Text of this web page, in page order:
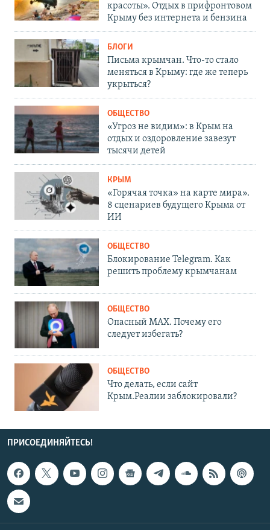
красоты». Отдых в прифронтовом
Крыму без интернета и бензина
БЛОГИ
Письма крымчан. Что-то стало
меняться в Крыму: где же теперь
укрыться?
ОБЩЕСТВО
«Угроз не видим»: в Крым на
отдых и оздоровление завезут
тысячи детей
КРЫМ
«Горячая точка» на карте мира».
8 сценариев будущего Крыма от
ИИ
ОБЩЕСТВО
Блокирование Telegram. Как
решить проблему крымчанам
ОБЩЕСТВО
Опасный MAX. Почему его
следует избегать?
ОБЩЕСТВО
Что делать, если сайт
Крым.Реалии заблокировали?
ПРИСОЕДИНЯЙТЕСЬ!